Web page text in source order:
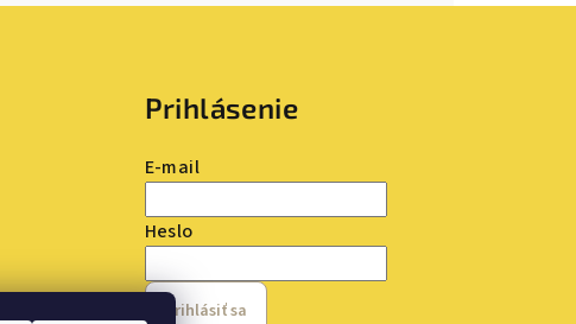
Prihlásenie
E-mail
Heslo
Prihlásiť sa